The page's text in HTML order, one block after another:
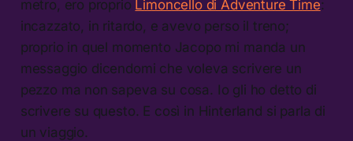
metro, ero proprio Limoncello di Adventure Time:
incazzato, in ritardo, e avevo perso il treno;
proprio in quel momento Jacopo mi manda un
messaggio dicendomi che voleva scrivere un
pezzo ma non sapeva su cosa. Io gli ho detto di
scrivere su questo. E così in Hinterland si parla di
un viaggio.